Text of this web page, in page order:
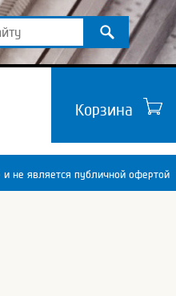
Корзина
и не является публичной офертой